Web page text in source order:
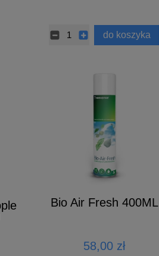
do koszyka
Bio Air Fresh 400ML
58,00 zł